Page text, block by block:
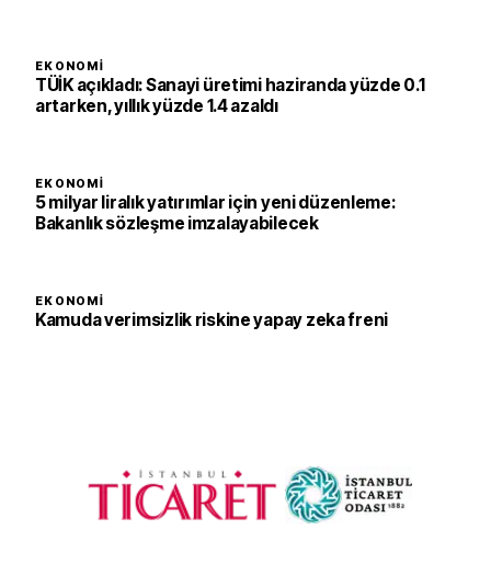
EKONOMI
TÜİK açıkladı: Sanayi üretimi haziranda yüzde 0.1
artarken, yıllık yüzde 1.4 azaldı
EKONOMI
5 milyar liralık yatırımlar için yeni düzenleme:
Bakanlık sözleşme imzalayabilecek
EKONOMI
Kamuda verimsizlik riskine yapay zeka freni